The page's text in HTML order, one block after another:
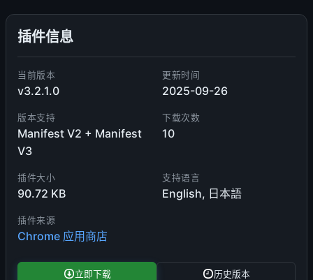
插件信息
当前版本
v3.2.1.0
更新时间
2025-09-26
版本支持
Manifest V2 + Manifest
V3
下载次数
10
插件大小
90.72 KB
支持语言
English, 日本語
插件来源
Chrome 应用商店
立即下载 历史版本